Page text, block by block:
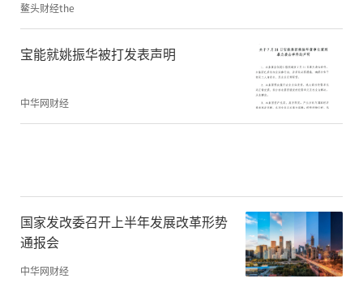
鳌头财经the
宝能就姚振华被打发表声明
中华网财经
国家发改委召开上半年发展改革形势
通报会
中华网财经